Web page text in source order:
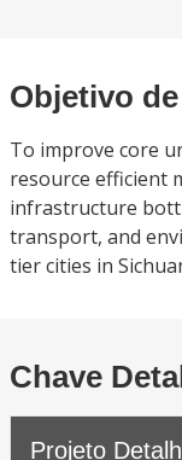
Objetivo
To improve core
resource efficient
infrastructure
transport, and
tier cities in
Chave
Projeto